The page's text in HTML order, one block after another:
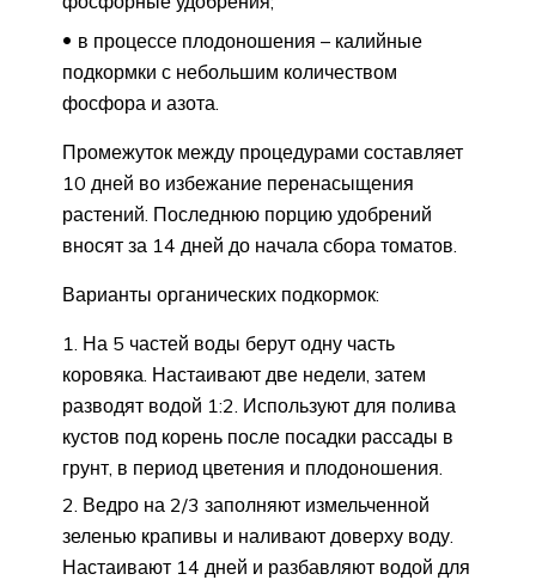
в процессе плодоношения – калийные
подкормки с небольшим количеством
фосфора и азота.
Промежуток между процедурами составляет
10 дней во избежание перенасыщения
растений. Последнюю порцию удобрений
вносят за 14 дней до начала сбора томатов.
Варианты органических подкормок:
На 5 частей воды берут одну часть
коровяка. Настаивают две недели, затем
разводят водой 1:2. Используют для полива
кустов под корень после посадки рассады в
грунт, в период цветения и плодоношения.
Ведро на 2/3 заполняют измельченной
зеленью крапивы и наливают доверху воду.
Настаивают 14 дней и разбавляют водой для